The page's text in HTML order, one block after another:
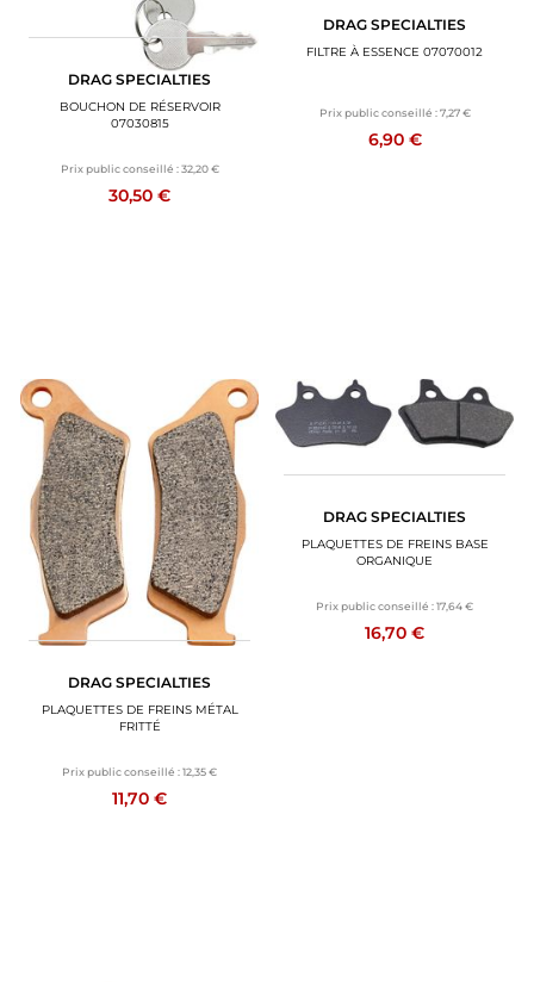
BONS PLANS ET PROMO
CARTES CADEAUX
MARQUES
DRAG SPECIALTIES
BOUCHON DE RÉSERVOIR
07030815
Prix public conseillé : 32,20 €
30,50 €
DRAG SPECIALTIES
FILTRE À ESSENCE 07070012
Prix public conseillé : 7,27 €
6,90 €
DRAG SPECIALTIES
PLAQUETTES DE FREINS MÉTAL
FRITTÉ
Prix public conseillé :12,35 €
11,70 €
DRAG SPECIALTIES
PLAQUETTES DE FREINS BASE
ORGANIQUE
Prix public conseillé :17,64 €
16,70 €